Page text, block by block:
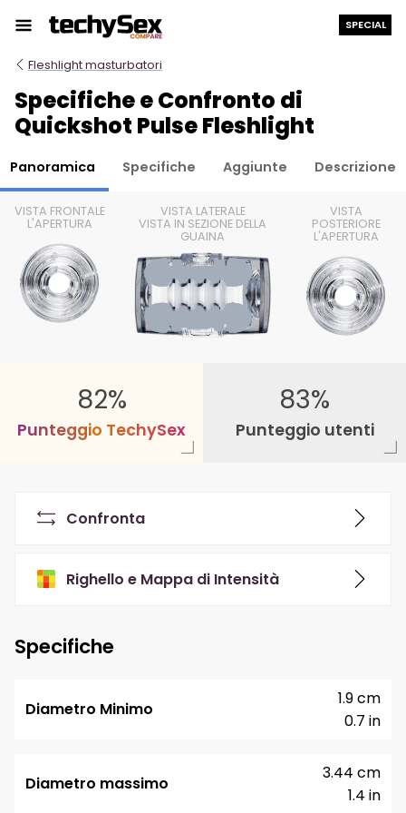
contenuto
SPECIAL
Fleshlight masturbatori
Specifiche e Confronto di
Quickshot Pulse Fleshlight
Panoramica Specifiche Aggiunte Descrizione
VISTA FRONTALE
L'APERTURA
VISTA LATERALE
VISTA IN SEZIONE DELLA
GUAINA
VISTA
POSTERIORE
L'APERTURA
82%
Punteggio TechySex
83%
Punteggio utenti
Confronta
Righello e Mappa di Intensità
Specifiche
Diametro Minimo
0.7 in
1.9 cm
Diametro massimo
1.4 in
3.44 cm